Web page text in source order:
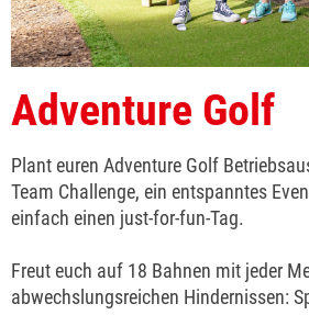
Adventure Golf
Plant euren Adventure Golf
Team Challenge, ein entspanntes
einfach einen just-for-fun-Tag.
Freut euch auf 18 Bahnen mit jeder
abwechslungsreichen Hindernissen: